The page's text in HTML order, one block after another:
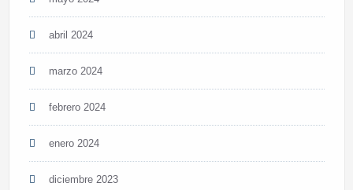
abril 2024
marzo 2024
febrero 2024
enero 2024
diciembre 2023